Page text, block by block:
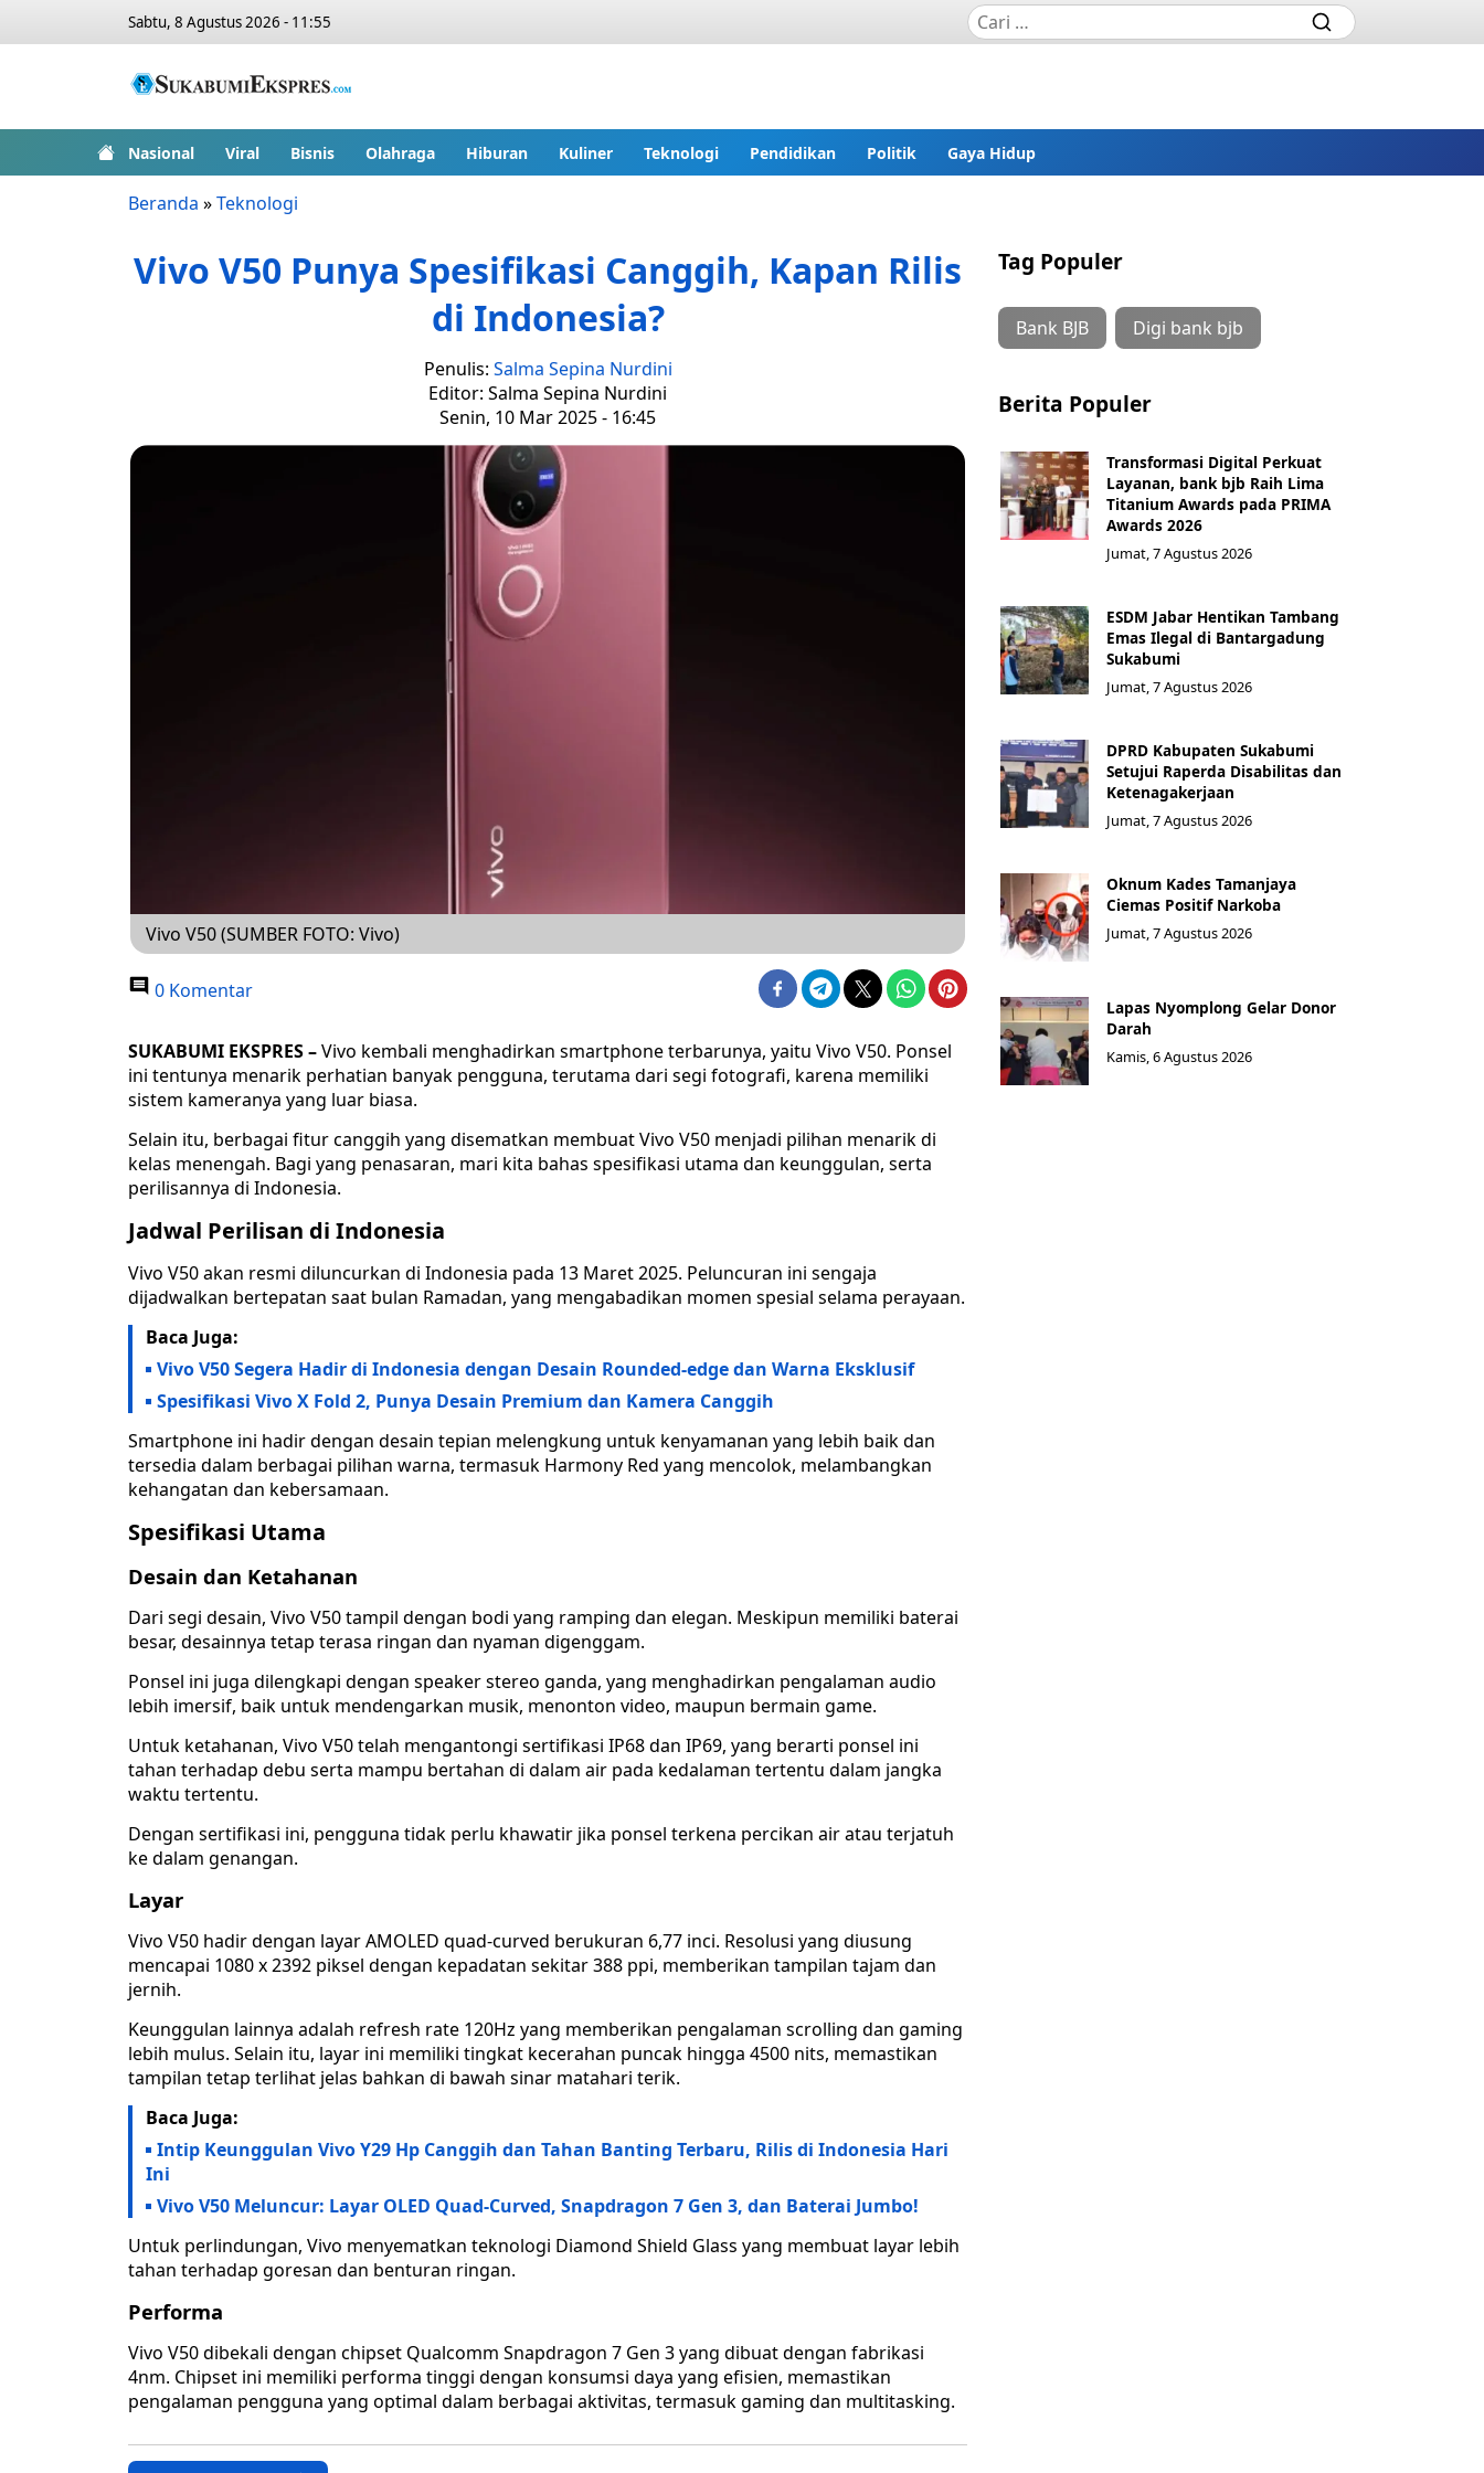
Sabtu, 8 Agustus 2026 - 11:55
Nasional Viral Bisnis Olahraga Hiburan Kuliner Teknologi Pendidikan Politik Gaya Hidup
Beranda »Teknologi
Vivo V50 Punya Spesifikasi Canggih, Kapan Rilis
di Indonesia?
Penulis: Salma Sepina Nurdini
Editor: Salma Sepina Nurdini
Senin, 10 Mar 2025 - 16:45
Vivo V50 (SUMBER FOTO: Vivo)
0 Komentar
SUKABUMI EKSPRES –Vivo kembali menghadirkan smartphone terbarunya, yaitu Vivo V50. Ponsel
ini tentunya menarik perhatian banyak pengguna, terutama dari segi fotografi, karena memiliki
sistem kameranya yang luar biasa.
Selain itu, berbagai fitur canggih yang disematkan membuat Vivo V50 menjadi pilihan menarik di
kelas menengah. Bagi yang penasaran, mari kita bahas spesifikasi utama dan keunggulan, serta
perilisannya di Indonesia.
Jadwal Perilisan di Indonesia
Vivo V50 akan resmi diluncurkan di Indonesia pada 13 Maret 2025. Peluncuran ini sengaja
dijadwalkan bertepatan saat bulan Ramadan, yang mengabadikan momen spesial selama perayaan.
Baca Juga:
Vivo V50 Segera Hadir di Indonesia dengan Desain Rounded-edge dan Warna Eksklusif
Spesifikasi Vivo X Fold 2, Punya Desain Premium dan Kamera Canggih
Smartphone ini hadir dengan desain tepian melengkung untuk kenyamanan yang lebih baik dan
tersedia dalam berbagai pilihan warna, termasuk Harmony Red yang mencolok, melambangkan
kehangatan dan kebersamaan.
Spesifikasi Utama
Desain dan Ketahanan
Dari segi desain, Vivo V50 tampil dengan bodi yang ramping dan elegan. Meskipun memiliki baterai
besar, desainnya tetap terasa ringan dan nyaman digenggam.
Ponsel ini juga dilengkapi dengan speaker stereo ganda, yang menghadirkan pengalaman audio
lebih imersif, baik untuk mendengarkan musik, menonton video, maupun bermain game.
Untuk ketahanan, Vivo V50 telah mengantongi sertifikasi IP68 dan IP69, yang berarti ponsel ini
tahan terhadap debu serta mampu bertahan di dalam air pada kedalaman tertentu dalam jangka
waktu tertentu.
Dengan sertifikasi ini, pengguna tidak perlu khawatir jika ponsel terkena percikan air atau terjatuh
ke dalam genangan.
Layar
Vivo V50 hadir dengan layar AMOLED quad-curved berukuran 6,77 inci. Resolusi yang diusung
mencapai 1080 x 2392 piksel dengan kepadatan sekitar 388 ppi, memberikan tampilan tajam dan
jernih.
Keunggulan lainnya adalah refresh rate 120Hz yang memberikan pengalaman scrolling dan gaming
lebih mulus. Selain itu, layar ini memiliki tingkat kecerahan puncak hingga 4500 nits, memastikan
tampilan tetap terlihat jelas bahkan di bawah sinar matahari terik.
Baca Juga:
Intip Keunggulan Vivo Y29 Hp Canggih dan Tahan Banting Terbaru, Rilis di Indonesia Hari
Ini
Vivo V50 Meluncur: Layar OLED Quad-Curved, Snapdragon 7 Gen 3, dan Baterai Jumbo!
Untuk perlindungan, Vivo menyematkan teknologi Diamond Shield Glass yang membuat layar lebih
tahan terhadap goresan dan benturan ringan.
Performa
Vivo V50 dibekali dengan chipset Qualcomm Snapdragon 7 Gen 3 yang dibuat dengan fabrikasi
4nm. Chipset ini memiliki performa tinggi dengan konsumsi daya yang efisien, memastikan
pengalaman pengguna yang optimal dalam berbagai aktivitas, termasuk gaming dan multitasking.
Tag Populer
Bank BJB Digi bank bjb
Berita Populer
Transformasi Digital Perkuat
Layanan, bank bjb Raih Lima
Titanium Awards pada PRIMA
Awards 2026
Jumat, 7 Agustus 2026
ESDM Jabar Hentikan Tambang
Emas Ilegal di Bantargadung
Sukabumi
Jumat, 7 Agustus 2026
DPRD Kabupaten Sukabumi
Setujui Raperda Disabilitas dan
Ketenagakerjaan
Jumat, 7 Agustus 2026
Oknum Kades Tamanjaya
Ciemas Positif Narkoba
Jumat, 7 Agustus 2026
Lapas Nyomplong Gelar Donor
Darah
Kamis, 6 Agustus 2026